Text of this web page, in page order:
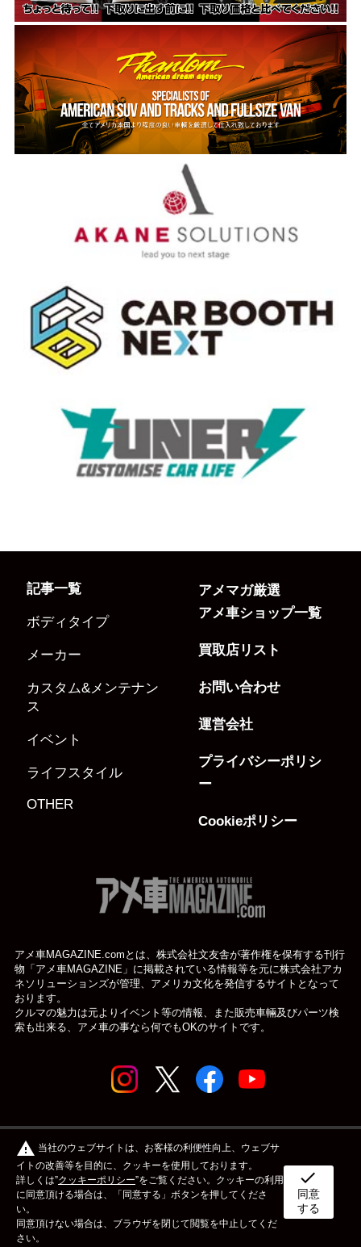
記事一覧
ボディタイプ
メーカー
カスタム&メンテナン
ス
イベント
ライフスタイル
OTHER
アメマガ厳選
アメ車ショップ一覧
買取店リスト
お問い合わせ
運営会社
プライバシーポリシ
ー
Cookieポリシー
アメ車MAGAZINE.comとは、株式会社文友舎が著作権を保有する刊行
物「アメ車MAGAZINE」に掲載されている情報等を元に株式会社アカ
ネソリューションズが管理、アメリカ文化を発信するサイトとなって
おります。
クルマの魅力は元よりイベント等の情報、また販売車輛及びパーツ検
索も出来る、アメ車の事なら何でもOKのサイトです。
© アメ車のWEBマガジン アメ車マガジン公式WEBサイト
ボディタイプ メーカー カスタム&メンテナンス
warning 当社のウェブサイトは、お客様の利便性向上、ウェブサ
イトの改善等を目的に、クッキーを使用しております。
詳しくは”クッキーポリシー”をご覧ください。クッキーの利用
に同意頂ける場合は、「同意する」ボタンを押してくださ
い。
同意頂けない場合は、ブラウザを閉じて閲覧を中止してくだ
さい。
check
同意
する